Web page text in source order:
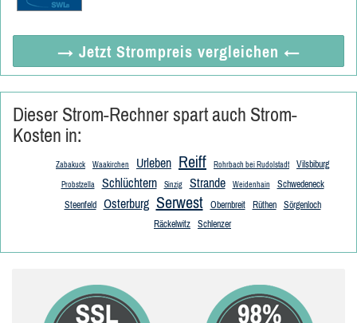
→ Jetzt Strompreis vergleichen ←
Dieser Strom-Rechner spart auch Strom-
Kosten in:
Zabakuck Waakirchen Urleben Reiff Rohrbach bei Rudolstadt Vilsbiburg
Probstzella Schlüchtern Sinzig Strande Weidenhain
Schwedeneck
Steenfeld
Osterburg Serwest Obernbreit Rüthen
Sörgenloch
Räckelwitz
Schlenzer